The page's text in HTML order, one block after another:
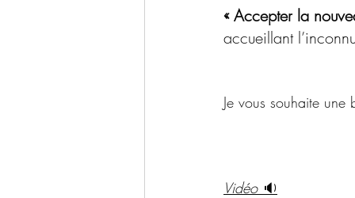
« Accepter la
accueillant
Je vous souhaite une
Vidéo 🔉